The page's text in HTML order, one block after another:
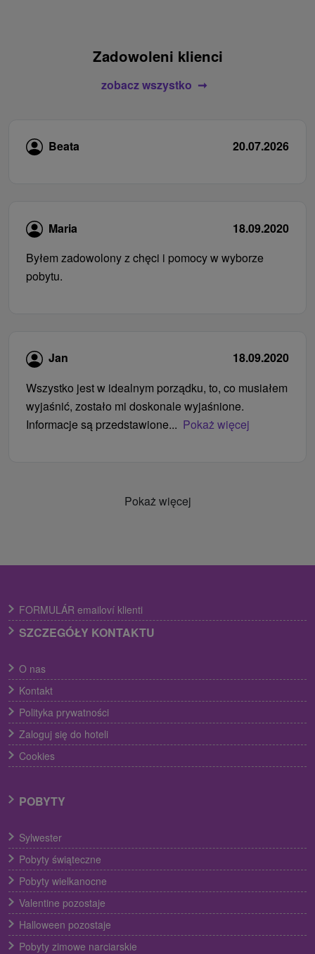
Zadowoleni klienci
zobacz wszystko
Beata 20.07.2026
Maria
18.09.2020
Byłem zadowolony z chęci i pomocy w wyborze
pobytu.
Jan
18.09.2020
Wszystko jest w idealnym porządku, to, co musiałem
wyjaśnić, zostało mi doskonale wyjaśnione.
Informacje są przedstawione... Pokaż więcej
Pokaż więcej
FORMULÁR emailoví klienti
SZCZEGÓŁY KONTAKTU
O nas
Kontakt
Polityka prywatności
Zaloguj się do hoteli
Cookies
POBYTY
Sylwester
Pobyty świąteczne
Pobyty wielkanocne
Valentine pozostaje
Halloween pozostaje
Pobyty zimowe narciarskie